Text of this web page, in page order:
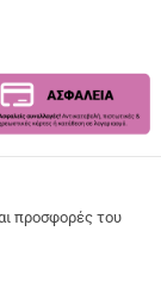
προσφορές του